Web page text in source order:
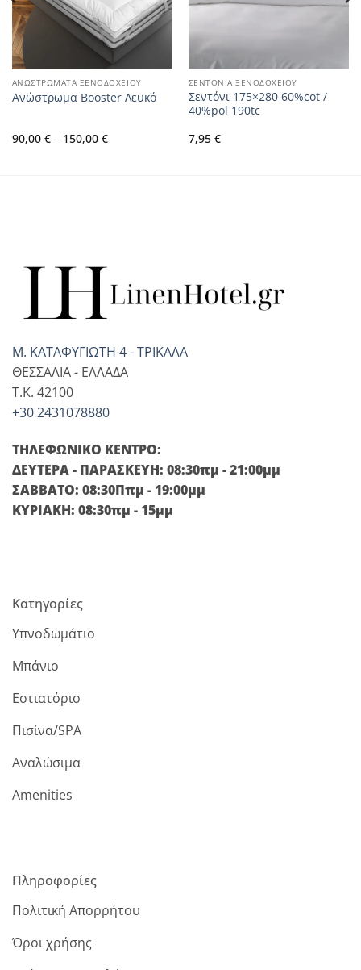
ΑΝΩΣΤΡΩΜΑΤΑ ΞΕΝΟΔΟΧΕΙΟΥ
Ανώστρωμα Booster Λευκό
90,00 € – 150,00 €Price
ΣΕΝΤΟΝΙΑ ΞΕΝΟΔΟΧΕΙΟΥ
Σεντόνι 175×280 60%cot /
40%pol 190tc
7,95 €
Μ. ΚΑΤΑΦΥΓΙΩΤΗ 4 - ΤΡΙΚΑΛΑ
ΘΕΣΣΑΛΙΑ - ΕΛΛΑΔΑ
T.K. 42100
+30 2431078880
ΤΗΛΕΦΩΝΙΚΟ ΚΕΝΤΡΟ:
ΔΕΥΤΕΡΑ - ΠΑΡΑΣΚΕΥΗ: 08:30πμ - 21:00μμ
ΣΑΒΒΑΤΟ: 08:30Ππμ - 19:00μμ
ΚΥΡΙΑΚΗ: 08:30πμ - 15μμ
Κατηγορίες
Υπνοδωμάτιο
Μπάνιο
Εστιατόριο
Πισίνα/SPA
Αναλώσιμα
Amenities
Πληροφορίες
Πολιτική Απορρήτου
Όροι χρήσης